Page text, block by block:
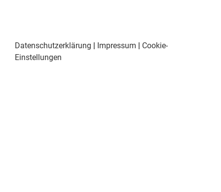
Datenschutzerklärung Impressum
Cookie-
Einstellungen